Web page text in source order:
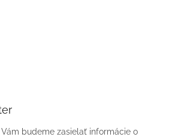
budeme zasielať informácie o